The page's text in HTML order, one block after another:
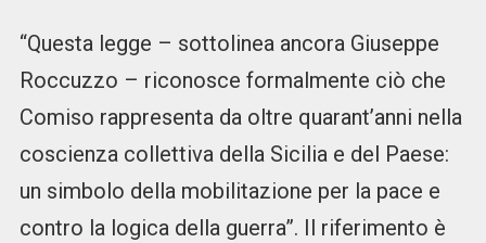
“Questa legge – sottolinea ancora Giuseppe
Roccuzzo – riconosce formalmente ciò che
Comiso rappresenta da oltre quarant’anni nella
coscienza collettiva della Sicilia e del Paese:
un simbolo della mobilitazione per la pace e
contro la logica della guerra”. Il riferimento è